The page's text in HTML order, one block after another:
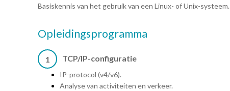
Basiskennis van het gebruik van een Linux- of Unix-systeem.
Opleidingsprogramma
1 TCP/IP-configuratie
IP-protocol (v4/v6).
Analyse van activiteiten en verkeer.